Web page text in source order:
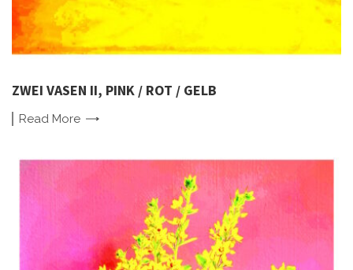
ZWEI VASEN II, PINK / ROT / GELB
Read More